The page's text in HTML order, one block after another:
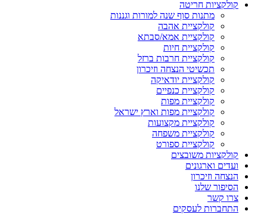
קולקציות חריטה
מתנות סוף שנה למורות וגננות
קולקציית אהבה
קולקציית אמא/סבתא
קולקציית חיות
קולקציית חרבות ברזל
תכשיטי הנצחה וזיכרון
קולקציית יודאיקה
קולקציית כנפיים
קולקציית מפות
קולקציית מפות וארץ ישראל
קולקציית מקצועות
קולקציית משפחה
קולקציית ספורט
קולקציות משובצים
ועדים וארגונים
הנצחה וזיכרון
הסיפור שלנו
צרו קשר
התחברות לעסקים